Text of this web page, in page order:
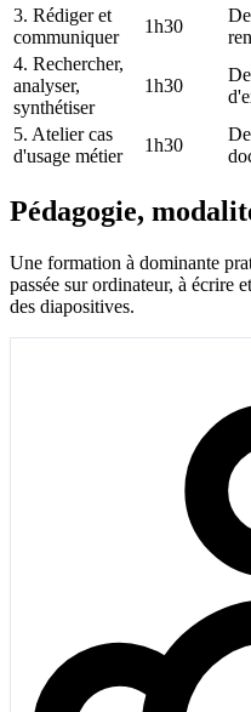
3. Rédiger et
communiquer
1h30
4. Rechercher,
analyser,
synthétiser
1h30
5. Atelier cas
d'usage métier
1h30
Pédagogie,
Une formation à dominante
passée sur ordinateur, à écrire
des diapositives.